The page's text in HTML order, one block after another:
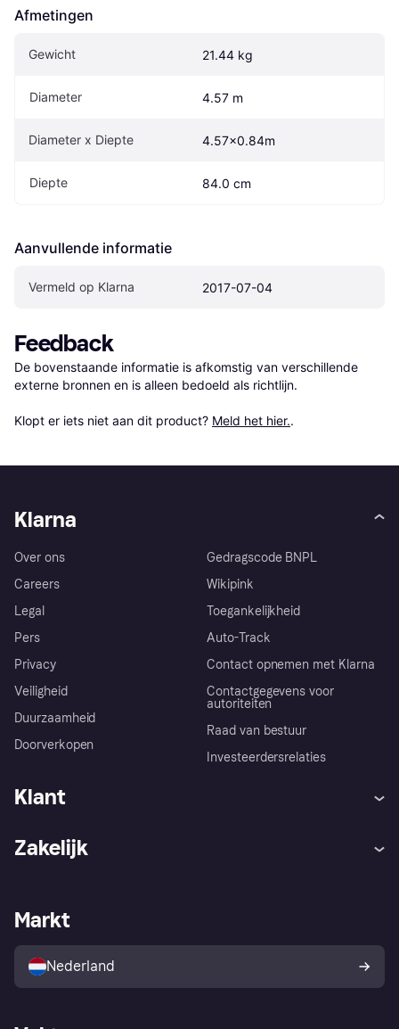
Afmetingen
Gewicht 21.44 kg
Diameter 4.57 m
Diameter x Diepte 4.57x0.84m
Diepte 84.0 cm
Aanvullende informatie
Vermeld op Klarna 2017-07-04
Feedback
De bovenstaande informatie is afkomstig van verschillende
externe bronnen en is alleen bedoeld als richtlijn.
Klopt er iets niet aan dit product? Meld het hier..
Klarna
Over ons
Careers
Legal
Pers
Privacy
Veiligheid
Duurzaamheid
Doorverkopen
Gedragscode BNPL
Wikipink
Toegankelijkheid
Auto-Track
Contact opnemen met Klarna
Contactgegevens voor
autoriteiten
Raad van bestuur
Investeerdersrelaties
Klant
Winkeloverzicht
Kopersbescherming voor
consumenten
Zakelijk
Zakelijke login
Markt
Nederland